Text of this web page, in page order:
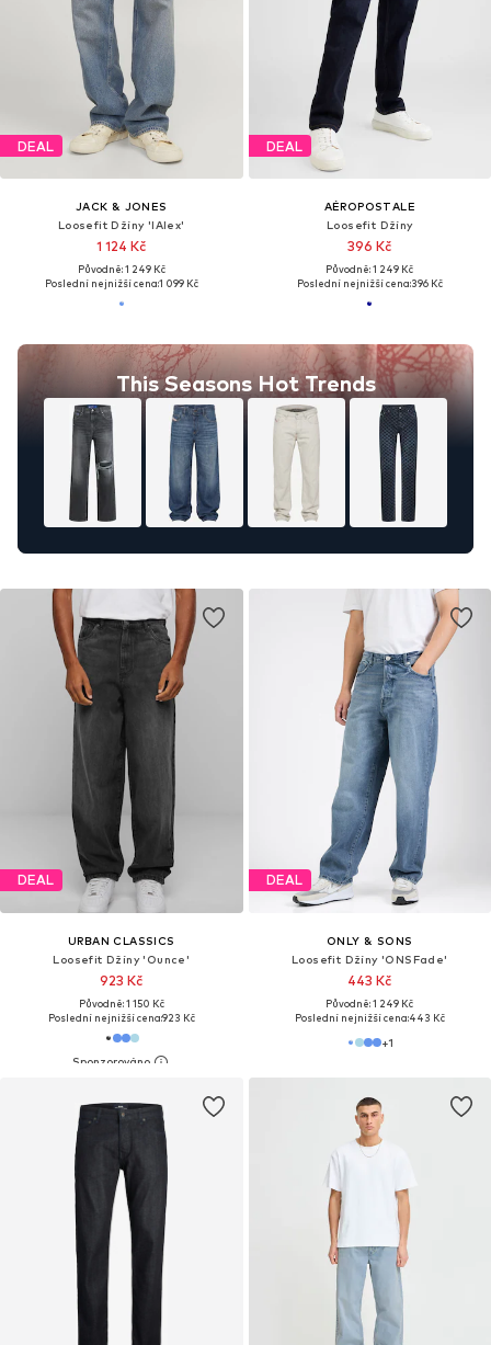
DEAL
JACK & JONES
Loosefit Džíny 'IAlex'
1 124 Kč
Původně: 1 249 Kč
Poslední nejnižší cena:1 099 Kč
This Seasons Hot Trends
DEAL
AÉROPOSTALE
Loosefit Džíny
396 Kč
Původně: 1 249 Kč
Poslední nejnižší cena:396 Kč
DEAL
URBAN CLASSICS
Loosefit Džíny 'Ounce'
923 Kč
Původně: 1 150 Kč
Poslední nejnižší cena:923 Kč
DEAL
ONLY & SONS
Loosefit Džíny 'ONSFade'
443 Kč
Původně: 1 249 Kč
Poslední nejnižší cena:443 Kč
+1